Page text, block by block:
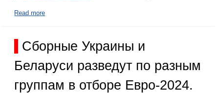
Read more
Сборные Украины и
Беларуси разведут по разным
группам в отборе Евро-2024.